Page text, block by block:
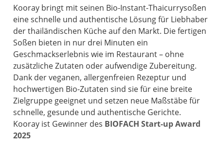
Kooray bringt mit seinen Bio-Instant-Thaicurrysoßen
eine schnelle und authentische Lösung für Liebhaber
der thailändischen Küche auf den Markt. Die fertigen
Soßen bieten in nur drei Minuten ein
Geschmackserlebnis wie im Restaurant – ohne
zusätzliche Zutaten oder aufwendige Zubereitung.
Dank der veganen, allergenfreien Rezeptur und
hochwertigen Bio-Zutaten sind sie für eine breite
Zielgruppe geeignet und setzen neue Maßstäbe für
schnelle, gesunde und authentische Gerichte.
Kooray ist Gewinner des BIOFACH Start-up Award
2025